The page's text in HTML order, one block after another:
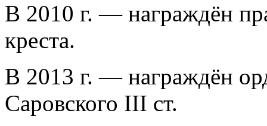
В 2010 г. — награждён
креста.
В 2013 г. — награждён
Саровского III ст.